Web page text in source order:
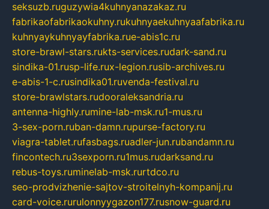
seksuzb.ruguzywia4kuhnyanazakaz.ru
fabrikaofabrikaokuhny.rukuhnyaekuhnyaafabrika.ru
kuhnyaykuhnyayfabrika.rue-abis1c.ru
store-brawl-stars.rukts-services.rudark-sand.ru
sindika-01.rusp-life.rux-legion.rusib-archives.ru
e-abis-1-c.rusindika01.ruvenda-festival.ru
store-brawlstars.rudooraleksandria.ru
antenna-highly.rumine-lab-msk.ru1-mus.ru
3-sex-porn.ruban-damn.rupurse-factory.ru
viagra-tablet.rufasbags.ruadler-jun.rubandamn.ru
fincontech.ru3sexporn.ru1mus.rudarksand.ru
rebus-toys.ruminelab-msk.rurtdco.ru
seo-prodvizhenie-sajtov-stroitelnyh-kompanij.ru
card-voice.rurulonnyygazon177.rusnow-guard.ru